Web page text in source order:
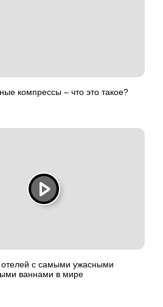
компрессы – что это такое?
с самыми ужасными
ваннами в мире